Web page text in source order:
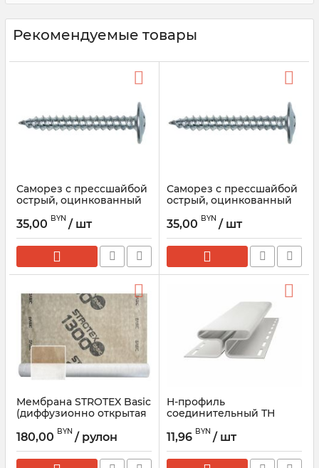
Рекомендуемые товары
Саморез с прессшайбой
острый, оцинкованный
35,00 BYN / шт
Саморез с прессшайбой
острый, оцинкованный
35,00 BYN / шт
Мембрана STROTEX Basic
(диффузионно открытая
180,00 BYN / рулон
Н-профиль
соединительный ТН
Артикул: 81735
11,96 BYN / шт